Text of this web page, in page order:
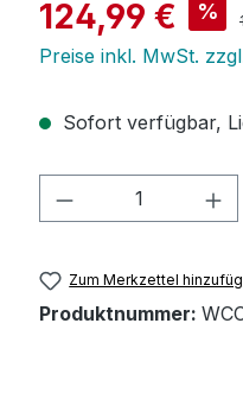
Verkaufspreis:
124,99 € %
Preise inkl. MwSt.
Sofort verfügbar,
Produkt
Zum Merkzettel
Produktnummer: